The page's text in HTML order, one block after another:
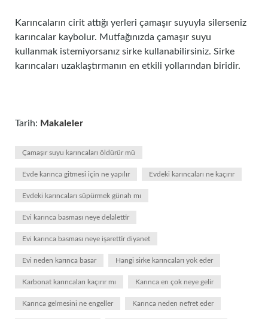
Karıncaların cirit attığı yerleri çamaşır suyuyla silerseniz
karıncalar kaybolur. Mutfağınızda çamaşır suyu
kullanmak istemiyorsanız sirke kullanabilirsiniz. Sirke
karıncaları uzaklaştırmanın en etkili yollarından biridir.
Tarih: Makaleler
Çamaşır suyu karıncaları öldürür mü
Evde karınca gitmesi için ne yapılır Evdeki karıncaları ne kaçırır
Evdeki karıncaları süpürmek günah mı
Evi karınca basması neye delalettir
Evi karınca basması neye işarettir diyanet
Evi neden karınca basar Hangi sirke karıncaları yok eder
Karbonat karıncaları kaçırır mı Karınca en çok neye gelir
Karınca gelmesini ne engeller Karınca neden nefret eder